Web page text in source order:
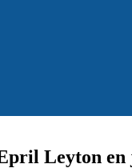
Leyton en